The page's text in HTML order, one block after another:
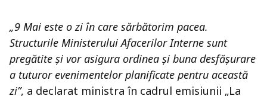
„9 Mai este o zi în care sărbătorim pacea.
Structurile Ministerului Afacerilor Interne sunt
pregătite și vor asigura ordinea și buna desfășurare
a tuturor evenimentelor planificate pentru această
zi”, a declarat ministra în cadrul emisiunii „La